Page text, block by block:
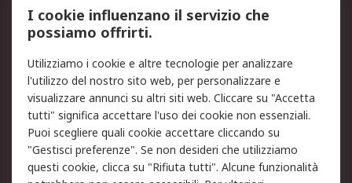
Legale
Informativa Cookie
Informativa Privacy -
Aggiornata
Email Security
Termini d'uso
Condizioni di vendita
Condizioni generali di
servizio
Etica e responsabilità
I cookie influenzano il servizio che
possiamo offrirti.
Utilizziamo i cookie e altre tecnologie per analizzare
l'utilizzo del nostro sito web, per personalizzare e
visualizzare annunci su altri siti web. Cliccare su "Accetta
tutti" significa accettare l'uso dei cookie non essenziali.
Puoi scegliere quali cookie accettare cliccando su
"Gestisci preferenze". Se non desideri che utilizziamo
questi cookie, clicca su "Rifiuta tutti". Alcune funzionalità